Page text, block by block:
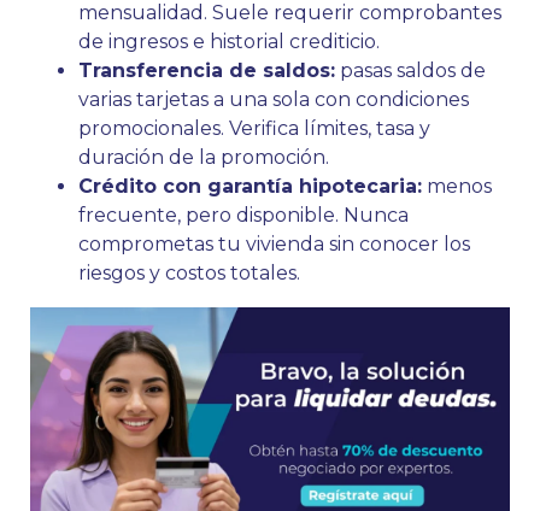
mensualidad. Suele requerir comprobantes
de ingresos e historial crediticio.
Transferencia de saldos: pasas saldos de
varias tarjetas a una sola con condiciones
promocionales. Verifica límites, tasa y
duración de la promoción.
Crédito con garantía hipotecaria: menos
frecuente, pero disponible. Nunca
comprometas tu vivienda sin conocer los
riesgos y costos totales.